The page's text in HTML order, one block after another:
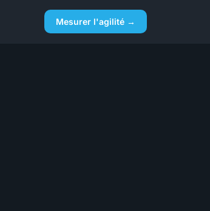
Mesurer l'agilité →